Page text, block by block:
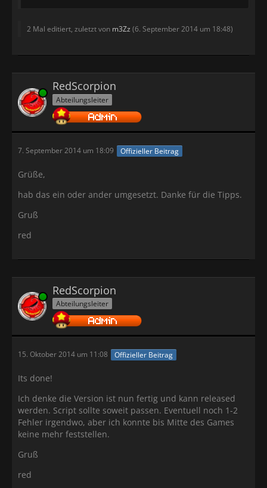
2 Mal editiert, zuletzt von m3Zz (6. September 2014 um 18:48)
Online RedScorpion
Abteilungsleiter
7. September 2014 um 18:09 Offizieller Beitrag
Grüße,
hab das ein oder ander umgesetzt. Danke für die Tipps.
Gruß
red
Online RedScorpion
Abteilungsleiter
15. Oktober 2014 um 11:08 Offizieller Beitrag
Its done!
Ich denke die Version ist nun fertig und kann released
werden. Script sollte soweit passen. Eventuell noch 1-2
Fehler irgendwo, aber ich konnte bis Mitte des Games
keine mehr feststellen.
Gruß
red